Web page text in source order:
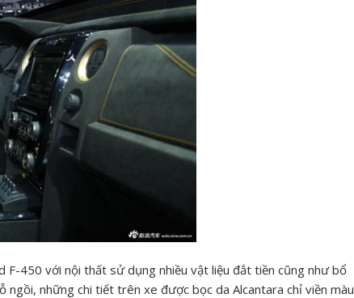
F-450 với nội thất sử dụng nhiều vật liệu đắt tiền cũng như bổ
những chi tiết trên xe được bọc da Alcantara chỉ viền màu